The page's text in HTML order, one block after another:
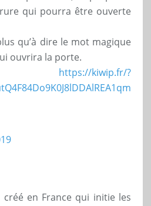
qui pourra être ouverte
qu’à dire le mot magique
ouvrira la porte.
https://kiwip.fr/?
en France qui initie les